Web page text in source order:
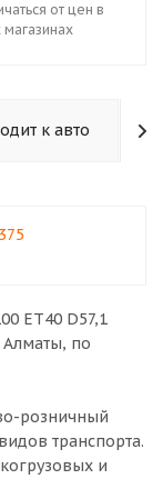
от цен в
к авто
ЕТ40 D57,1
Алматы, по
розничный
транспорта.
и